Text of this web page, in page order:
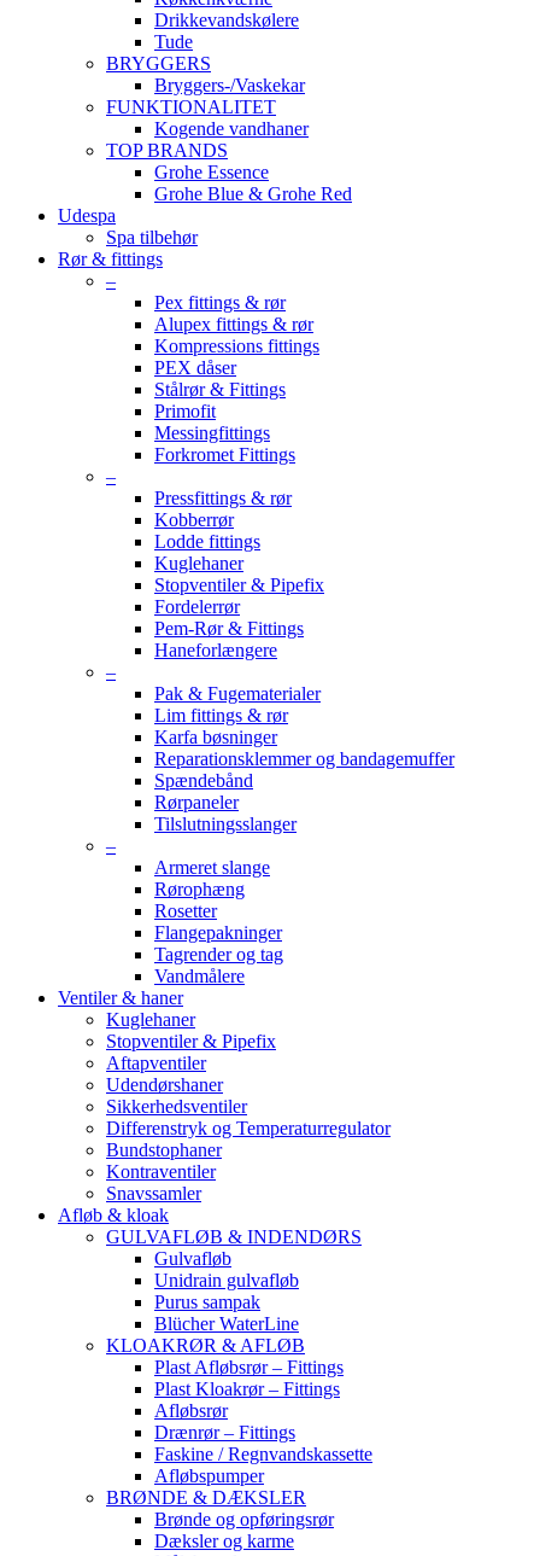
Drikkevandskølere
Tude
BRYGGERS
Bryggers-/Vaskekar
FUNKTIONALITET
Kogende vandhaner
TOP BRANDS
Grohe Essence
Grohe Blue & Grohe Red
Udespa
Spa tilbehør
Rør & fittings
–
Pex fittings & rør
Alupex fittings & rør
Kompressions fittings
PEX dåser
Stålrør & Fittings
Primofit
Messingfittings
Forkromet Fittings
–
Pressfittings & rør
Kobberrør
Lodde fittings
Kuglehaner
Stopventiler & Pipefix
Fordelerrør
Pem-Rør & Fittings
Haneforlængere
–
Pak & Fugematerialer
Lim fittings & rør
Karfa bøsninger
Reparationsklemmer og bandagemuffer
Spændebånd
Rørpaneler
Tilslutningsslanger
–
Armeret slange
Rørophæng
Rosetter
Flangepakninger
Tagrender og tag
Vandmålere
Ventiler & haner
Kuglehaner
Stopventiler & Pipefix
Aftapventiler
Udendørshaner
Sikkerhedsventiler
Differenstryk og Temperaturregulator
Bundstophaner
Kontraventiler
Snavssamler
Afløb & kloak
GULVAFLØB & INDENDØRS
Gulvafløb
Unidrain gulvafløb
Purus sampak
Blücher WaterLine
KLOAKRØR & AFLØB
Plast Afløbsrør – Fittings
Plast Kloakrør – Fittings
Afløbsrør
Drænrør – Fittings
Faskine / Regnvandskassette
Afløbspumper
BRØNDE & DÆKSLER
Brønde og opføringsrør
Dæksler og karme